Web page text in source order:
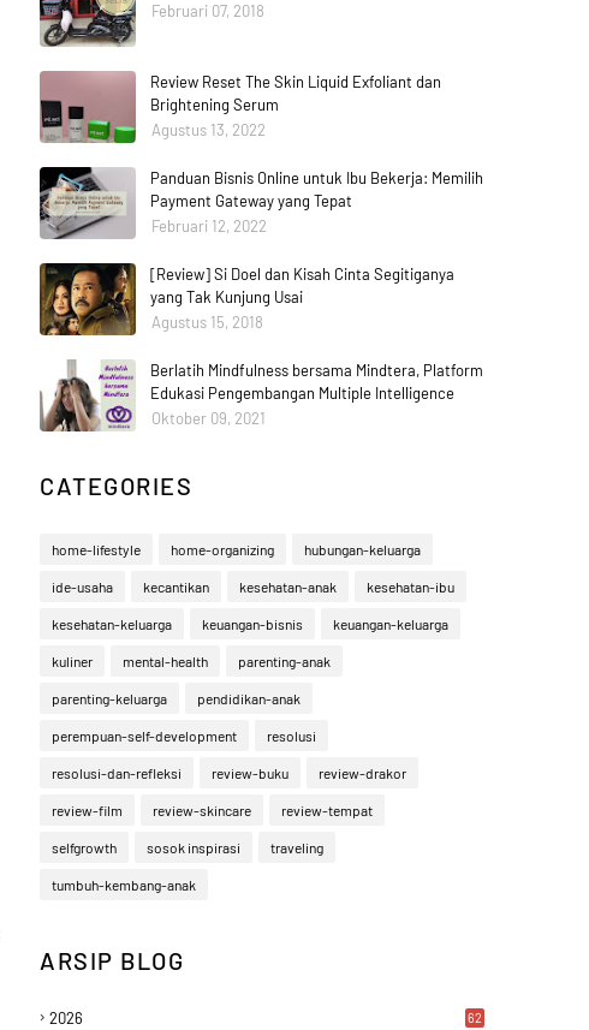
Februari 07, 2018
Review Reset The Skin Liquid Exfoliant dan
Brightening Serum
Agustus 13, 2022
Panduan Bisnis Online untuk Ibu Bekerja: Memilih
Payment Gateway yang Tepat
Februari 12, 2022
[Review] Si Doel dan Kisah Cinta Segitiganya
yang Tak Kunjung Usai
Agustus 15, 2018
Berlatih Mindfulness bersama Mindtera, Platform
Edukasi Pengembangan Multiple Intelligence
Oktober 09, 2021
CATEGORIES
home-lifestyle home-organizing hubungan-keluarga
ide-usaha kecantikan kesehatan-anak kesehatan-ibu
kesehatan-keluarga keuangan-bisnis keuangan-keluarga
kuliner mental-health parenting-anak
parenting-keluarga pendidikan-anak
perempuan-self-development resolusi
resolusi-dan-refleksi review-buku review-drakor
review-film review-skincare review-tempat
selfgrowth sosok inspirasi traveling
tumbuh-kembang-anak
ARSIP BLOG
2026 62